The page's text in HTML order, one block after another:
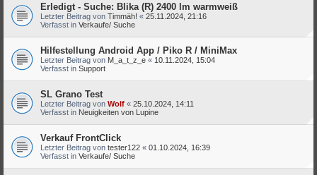
Erledigt - Suche: Blika (R) 2400 lm warmweiß
Letzter Beitrag von Timmäh! « 25.11.2024, 21:16
Verfasst in Verkaufe/ Suche
Hilfestellung Android App / Piko R / MiniMax
Letzter Beitrag von M_a_t_z_e « 10.11.2024, 15:04
Verfasst in Support
SL Grano Test
Letzter Beitrag von Wolf « 25.10.2024, 14:11
Verfasst in Neuigkeiten von Lupine
Verkauf FrontClick
Letzter Beitrag von tester122 « 01.10.2024, 16:39
Verfasst in Verkaufe/ Suche